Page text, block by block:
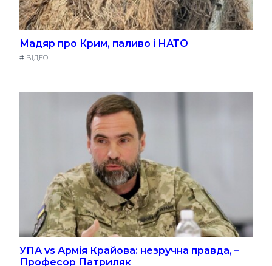
Мадяр про Крим, паливо і НАТО
# ВІДЕО
УПА vs Армія Крайова: незручна правда, –
Професор Патриляк